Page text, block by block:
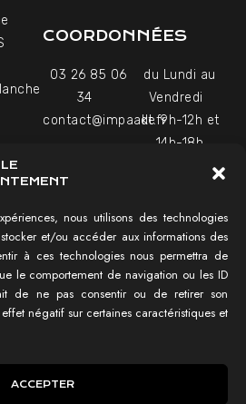
nous utilisons des technologies
et/ou accéder aux informations des
à ces technologies nous permettra de
le comportement de navigation ou les ID
de ne pas consentir ou de retirer son
négatif sur certaines caractéristiques et
ACCEPTER
COORDONNÉES
03 26 85 06
34
contact@impaakt.fr
du Lundi au
Vendredi
de 9h-12h et
14h-18h
Uniquement sur rendez-
mon SEO !
Agence SEO
vidéo
GROUP®
Lexique du SEO